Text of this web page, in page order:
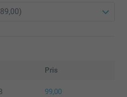
Pris
99,00